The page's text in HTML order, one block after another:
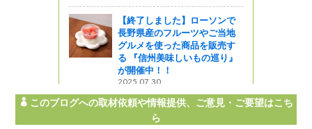
【終了しました】ローソンで
長野県産のフルーツやご当地
グルメを使った商品を販売す
る 『信州美味しいもの巡り』
が開催中！！
2025.07.30
このブログへの取材依頼や情報提供、ご意見・ご要望はこち
ら